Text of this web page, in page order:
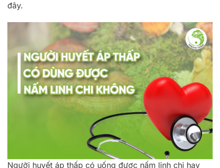
đây.
Người huyết áp thấp có uống được nấm linh chi hay